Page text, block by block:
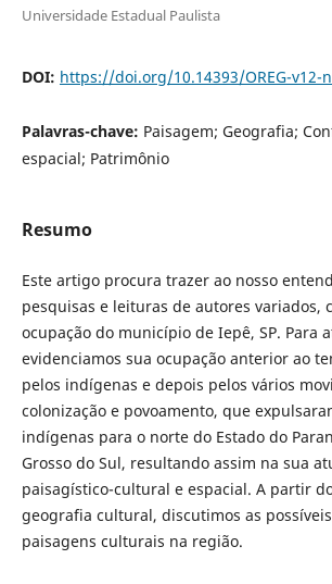
Universidade Estadual Paulista
DOI: https://doi.org/10.14393/OREG-v12-
Palavras-chave: Paisagem; Geografia;
espacial; Patrimônio
Resumo
Este artigo procura trazer ao nosso
pesquisas e leituras de autores variados,
ocupação do município de Iepê, SP. Para
evidenciamos sua ocupação anterior ao
pelos indígenas e depois pelos vários
colonização e povoamento, que
indígenas para o norte do Estado do
Grosso do Sul, resultando assim na sua
paisagístico-cultural e espacial. A partir
geografia cultural, discutimos as
paisagens culturais na região.